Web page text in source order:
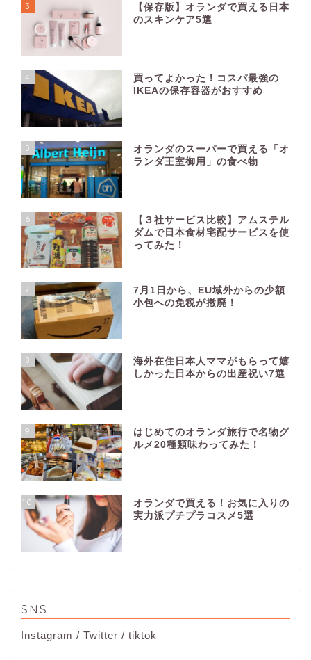
3
【保存版】オランダで買える日本
のスキンケア5選
4
買ってよかった！コスパ最強の
IKEAの保存容器がおすすめ
5
オランダのスーパーで買える「オ
ランダ王室御用」の食べ物
6
【３社サービス比較】アムステル
ダムで日本食材宅配サービスを使
ってみた！
7
7月1日から、EU域外からの少額
小包への免税が撤廃！
8
海外在住日本人ママがもらって嬉
しかった日本からの出産祝い7選
9
はじめてのオランダ旅行で名物グ
ルメ20種類味わってみた！
10
オランダで買える！お気に入りの
実力派プチプラコスメ5選
SNS
Instagram / Twitter / tiktok